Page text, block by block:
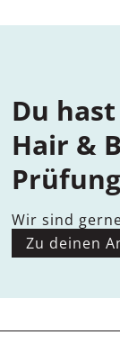
Du
Hair &
Wir sind
Zu deinen